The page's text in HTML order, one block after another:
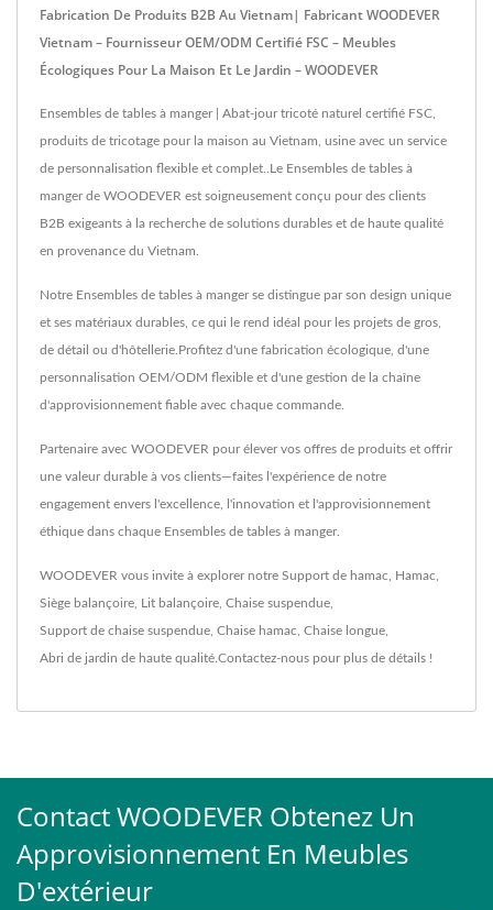
Fabrication De Produits B2B Au Vietnam| Fabricant WOODEVER
Vietnam – Fournisseur OEM/ODM Certifié FSC – Meubles
Écologiques Pour La Maison Et Le Jardin – WOODEVER
Ensembles de tables à manger | Abat-jour tricoté naturel certifié FSC,
produits de tricotage pour la maison au Vietnam, usine avec un service
de personnalisation flexible et complet..Le Ensembles de tables à
manger de WOODEVER est soigneusement conçu pour des clients
B2B exigeants à la recherche de solutions durables et de haute qualité
en provenance du Vietnam.
Notre Ensembles de tables à manger se distingue par son design unique
et ses matériaux durables, ce qui le rend idéal pour les projets de gros,
de détail ou d'hôtellerie.Profitez d'une fabrication écologique, d'une
personnalisation OEM/ODM flexible et d'une gestion de la chaîne
d'approvisionnement fiable avec chaque commande.
Partenaire avec WOODEVER pour élever vos offres de produits et offrir
une valeur durable à vos clients—faites l'expérience de notre
engagement envers l'excellence, l'innovation et l'approvisionnement
éthique dans chaque Ensembles de tables à manger.
WOODEVER vous invite à explorer notre Support de hamac Hamac
Siège balançoire Lit balançoire Chaise suspendue
Support de chaise suspendue Chaise hamac Chaise longue
Abri de jardin de haute qualité. Contactez-nous pour plus de détails !
Contact WOODEVER Obtenez Un
Approvisionnement En Meubles
D'extérieur